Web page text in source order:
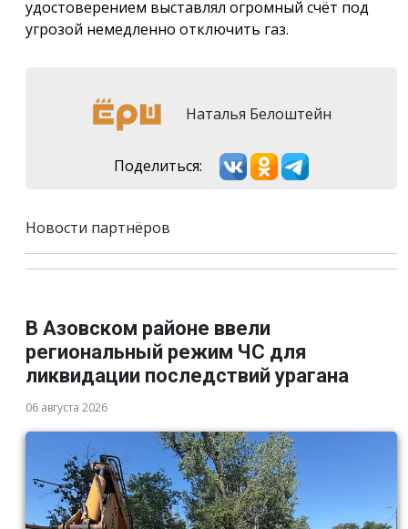
удостоверением выставлял огромный счёт под
угрозой немедленно отключить газ.
Наталья Белоштейн
Поделиться:
Новости партнёров
В Азовском районе ввели
региональный режим ЧС для
ликвидации последствий урагана
06 августа 2026